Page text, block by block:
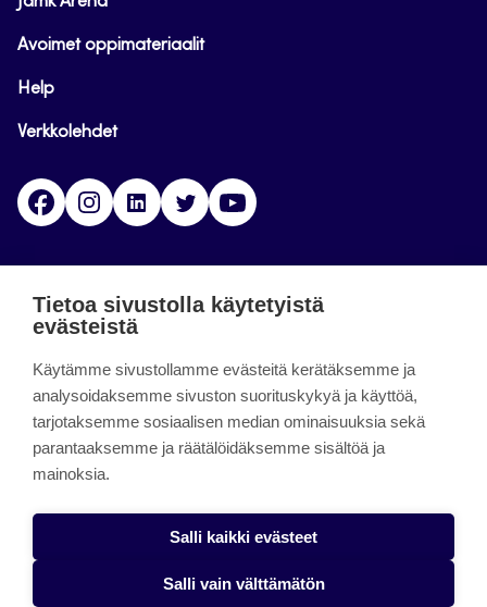
Avoimet oppimateriaalit
Help
Verkkolehdet
FacebookInstagramLinkedinTwitter
päättynyt 11.9.2023.
About the site
Käyttöehdot
Alasottoilmoitus
Tietoa sivustolla käytetyistä
evästeistä
Käytämme sivustollamme evästeitä kerätäksemme ja
analysoidaksemme sivuston suorituskykyä ja käyttöä,
tarjotaksemme sosiaalisen median ominaisuuksia sekä
parantaaksemme ja räätälöidäksemme sisältöä ja
mainoksia.
Salli kaikki evästeet
Salli vain välttämätön